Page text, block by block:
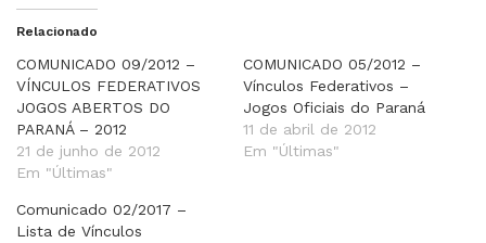
Relacionado
COMUNICADO 09/2012 –
VÍNCULOS FEDERATIVOS
JOGOS ABERTOS DO
PARANÁ – 2012
21 de junho de 2012
Em "Últimas"
COMUNICADO 05/2012 –
Vínculos Federativos –
Jogos Oficiais do Paraná
11 de abril de 2012
Em "Últimas"
Comunicado 02/2017 –
Lista de Vínculos